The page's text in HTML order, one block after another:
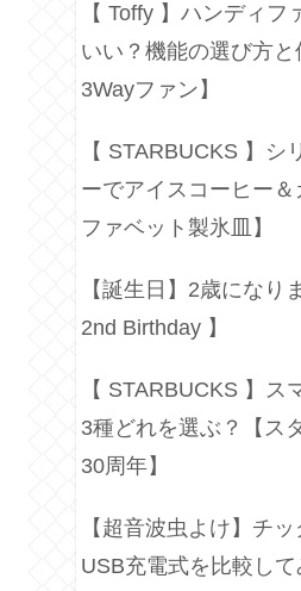
【 Toffy 】ハンディ
いい？機能の選び方と
3Wayファン】
【 STARBUCKS 】シ
ーでアイスコーヒー
ファベット製氷皿】
【誕生日】2歳になり
2nd Birthday 】
【 STARBUCKS 】ス
3種どれを選ぶ？【ス
30周年】
【超音波虫よけ】チ
USB充電式を比較して